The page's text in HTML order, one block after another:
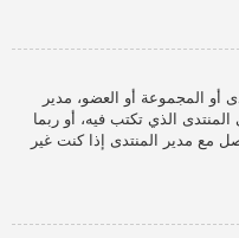
المجموعة أو العضو، مدير
الذي تكتب فيه، أو ربما
مع مدير المنتدى إذا كنت غير